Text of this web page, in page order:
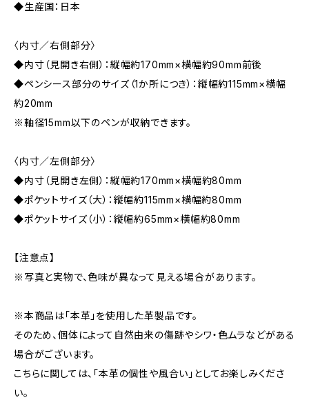
◆生産国：日本
〈内寸／右側部分〉
◆内寸（見開き右側）：縦幅約170mm×横幅約90mm前後
◆ペンシース部分のサイズ（1か所につき）：縦幅約115mm×横幅
約20mm
※軸径15mm以下のペンが収納できます。
〈内寸／左側部分〉
◆内寸（見開き左側）：縦幅約170mm×横幅約80mm
◆ポケットサイズ（大）：縦幅約115mm×横幅約80mm
◆ポケットサイズ（小）：縦幅約65mm×横幅約80mm
【注意点】
※写真と実物で、色味が異なって見える場合があります。
※本商品は「本革」を使用した革製品です。
そのため、個体によって自然由来の傷跡やシワ・色ムラなどがある
場合がございます。
こちらに関しては、「本革の個性や風合い」としてお楽しみくださ
い。